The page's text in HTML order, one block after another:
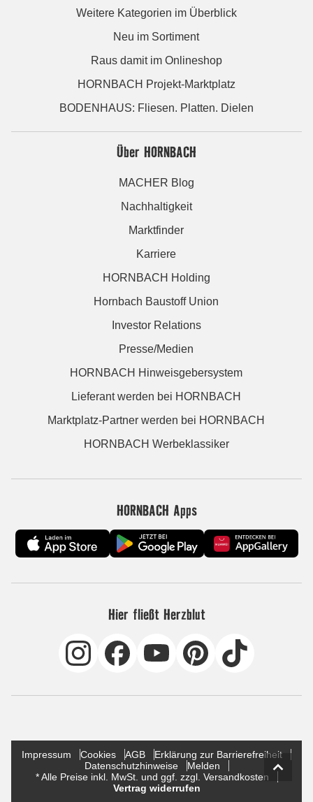
Weitere Kategorien im Überblick
Neu im Sortiment
Raus damit im Onlineshop
HORNBACH Projekt-Marktplatz
BODENHAUS: Fliesen. Platten. Dielen
Über HORNBACH
MACHER Blog
Nachhaltigkeit
Marktfinder
Karriere
HORNBACH Holding
Hornbach Baustoff Union
Investor Relations
Presse/Medien
HORNBACH Hinweisgebersystem
Lieferant werden bei HORNBACH
Marktplatz-Partner werden bei HORNBACH
HORNBACH Werbeklassiker
HORNBACH Apps
Hier fließt Herzblut
Impressum Cookies AGB
Erklärung zur Barrierefreiheit
Datenschutzhinweise
Melden
* Alle Preise inkl. MwSt. und ggf. zzgl. Versandkosten
Vertrag widerrufen